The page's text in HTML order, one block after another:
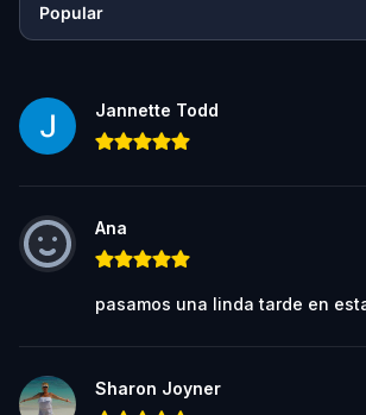
Popular
Jannette Todd
Ana
pasamos una linda tarde en
Sharon Joyner